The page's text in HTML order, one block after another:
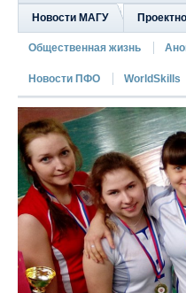
Новости МАГУ
Общественная жизнь
Новости ПФО WorldSkills